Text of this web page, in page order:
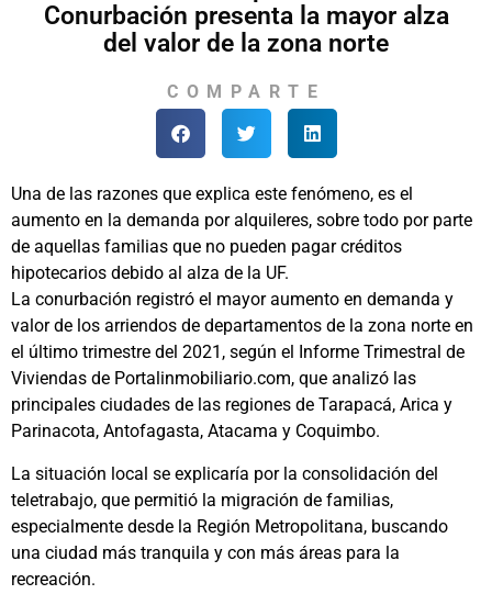
Conurbación presenta la mayor alza
del valor de la zona norte
COMPARTE
Una de las razones que explica este fenómeno, es el
aumento en la demanda por alquileres, sobre todo por parte
de aquellas familias que no pueden pagar créditos
hipotecarios debido al alza de la UF.
La conurbación registró el mayor aumento en demanda y
valor de los arriendos de departamentos de la zona norte en
el último trimestre del 2021, según el Informe Trimestral de
Viviendas de Portalinmobiliario.com, que analizó las
principales ciudades de las regiones de Tarapacá, Arica y
Parinacota, Antofagasta, Atacama y Coquimbo.
La situación local se explicaría por la consolidación del
teletrabajo, que permitió la migración de familias,
especialmente desde la Región Metropolitana, buscando
una ciudad más tranquila y con más áreas para la
recreación.